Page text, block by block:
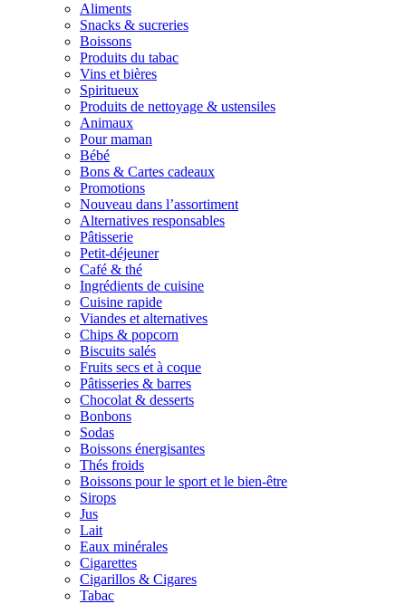
Aliments
Snacks & sucreries
Boissons
Produits du tabac
Vins et bières
Spiritueux
Produits de nettoyage & ustensiles
Animaux
Pour maman
Bébé
Bons & Cartes cadeaux
Promotions
Nouveau dans l’assortiment
Alternatives responsables
Pâtisserie
Petit-déjeuner
Café & thé
Ingrédients de cuisine
Cuisine rapide
Viandes et alternatives
Chips & popcorn
Biscuits salés
Fruits secs et à coque
Pâtisseries & barres
Chocolat & desserts
Bonbons
Sodas
Boissons énergisantes
Thés froids
Boissons pour le sport et le bien-être
Sirops
Jus
Lait
Eaux minérales
Cigarettes
Cigarillos & Cigares
Tabac